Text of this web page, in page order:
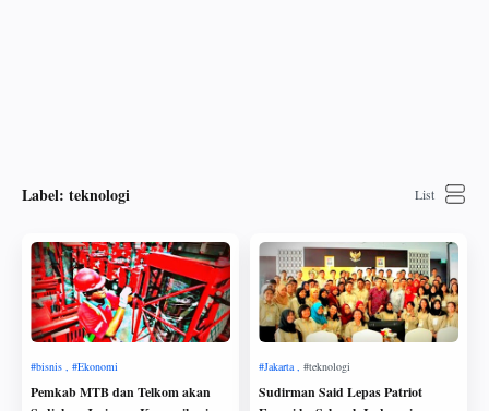
Label: teknologi
Pemkab MTB dan Telkom akan
Sudirman Said Lepas Patriot